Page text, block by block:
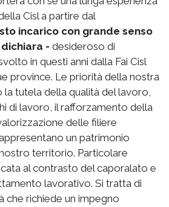
Cisl a partire dal
incarico con grande senso
- desideroso di
in questi anni dalla Fai Cisl
province. Le priorità della nostra
la tutela della qualità del lavoro,
di lavoro, il rafforzamento della
delle filiere
un patrimonio
territorio. Particolare
al contrasto del caporalato e
lavorativo. Si tratta di
che richiede un impegno